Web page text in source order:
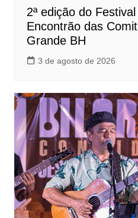
2ª edição do
Encontrão das
Grande BH
3 de agosto de 2026